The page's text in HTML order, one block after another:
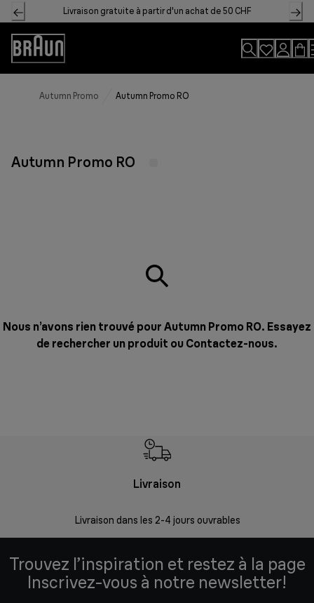
Skip
to
Content
Livraison gratuite à partir d'un achat de 50 CHF
Accessibility
Statement
Autumn Promo Autumn Promo RO
Autumn Promo RO
Nous n’avons rien trouvé pour Autumn Promo RO. Essayez
de rechercher un produit ou Contactez-nous.
Livraison
Livraison dans les 2-4 jours ouvrables
Trouvez l’inspiration et restez à la page
Inscrivez-vous à notre newsletter!